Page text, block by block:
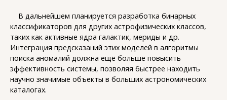
В дальнейшем планируется разработка бинарных
классификаторов для других астрофизических классов,
таких как активные ядра галактик, мериды и др.
Интеграция предсказаний этих моделей в алгоритмы
поиска аномалий должна ещё больше повысить
эффективность системы, позволяя быстрее находить
научно значимые объекты в больших астрономических
каталогах.